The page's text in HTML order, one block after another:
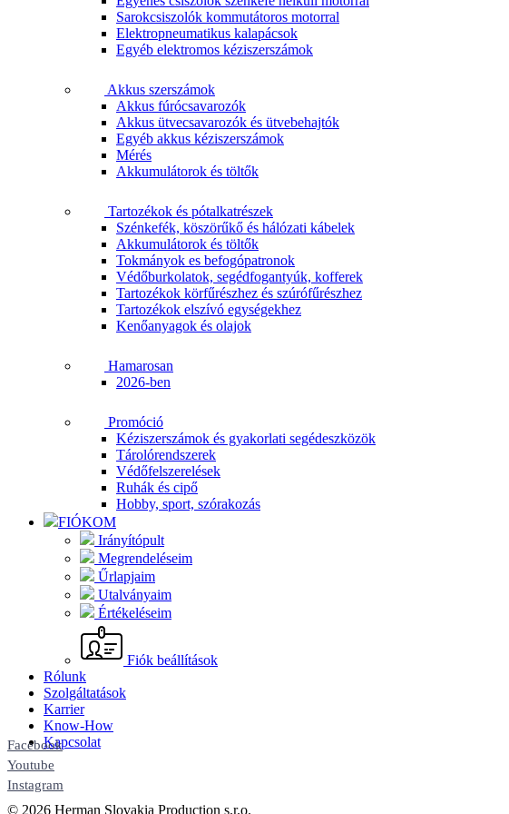
Sarokcsiszolók kommutátoros motorral
Elektropneumatikus kalapácsok
Egyéb elektromos kéziszerszámok
Akkus szerszámok
Akkus fúrócsavarozók
Akkus ütvecsavarozók és ütvebehajtók
Egyéb akkus kéziszerszámok
Mérés
Akkumulátorok és töltők
Tartozékok és pótalkatrészek
Szénkefék, köszörűkő és hálózati kábelek
Akkumulátorok és töltők
Tokmányok es befogópatronok
Védőburkolatok, segédfogantyúk, kofferek
Tartozékok körfűrészhez és szúrófűrészhez
Tartozékok elszívó egységekhez
Kenőanyagok és olajok
Hamarosan
2026-ben
Promóció
Kéziszerszámok és gyakorlati segédeszközök
Tárolórendszerek
Védőfelszerelések
Ruhák és cipő
Hobby, sport, szórakozás
FIÓKOM
Irányítópult
Megrendeléseim
Űrlapjaim
Utalványaim
Értékeléseim
Fiók beállítások
Rólunk
Szolgáltatások
Karrier
Know-How
Kapcsolat
Facebook
Youtube
Instagram
© 2026 Herman Slovakia Production s.r.o.